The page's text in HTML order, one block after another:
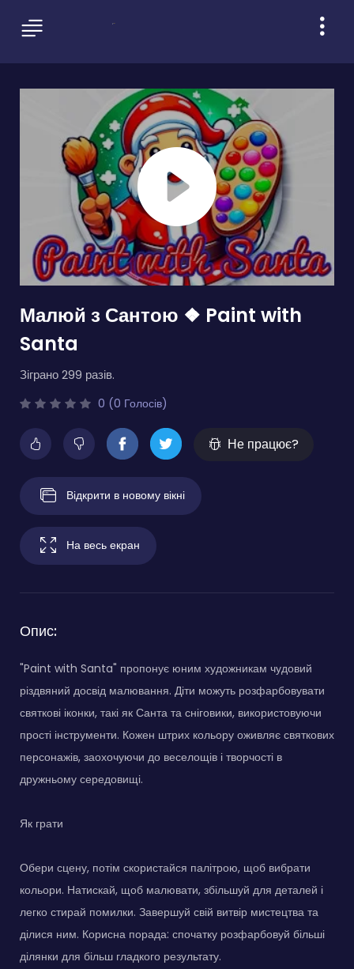
Малюй з Сантою ❖ Paint with
Santa
Зіграно 299 разів.
0 (0 Голосів)
Не працює?
Відкрити в новому вікні
На весь екран
Опис:
"Paint with Santa" пропонує юним художникам чудовий
різдвяний досвід малювання. Діти можуть розфарбовувати
святкові іконки, такі як Санта та сніговики, використовуючи
прості інструменти. Кожен штрих кольору оживляє святкових
персонажів, заохочуючи до веселощів і творчості в
дружньому середовищі.
Як грати
Обери сцену, потім скористайся палітрою, щоб вибрати
кольори. Натискай, щоб малювати, збільшуй для деталей і
легко стирай помилки. Завершуй свій витвір мистецтва та
ділися ним. Корисна порада: спочатку розфарбовуй більші
ділянки для більш гладкого результату.